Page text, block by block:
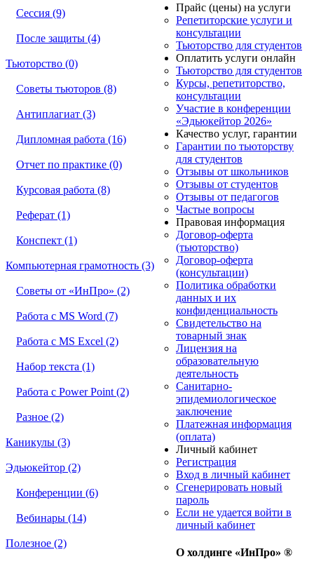
Сессия (9)
После защиты (4)
Тьюторство (0)
Советы тьюторов (8)
Антиплагиат (3)
Дипломная работа (16)
Отчет по практике (0)
Курсовая работа (8)
Реферат (1)
Конспект (1)
Компьютерная грамотность (3)
Советы от «ИнПро» (2)
Работа с MS Word (7)
Работа с MS Excel (2)
Набор текста (1)
Работа с Power Point (2)
Разное (2)
Каникулы (3)
Эдьюкейтор (2)
Конференции (6)
Вебинары (14)
Полезное (2)
Прайс (цены) на услуги
Репетиторские услуги и
консультации
Тьюторство для студентов
Оплатить услуги онлайн
Тьюторство для студентов
Курсы, репетиторство,
консультации
Участие в конференции
«Эдьюкейтор 2026»
Качество услуг, гарантии
Гарантии по тьюторству
для студентов
Отзывы от школьников
Отзывы от студентов
Отзывы от педагогов
Частые вопросы
Правовая информация
Договор-оферта
(тьюторство)
Договор-оферта
(консультации)
Политика обработки
данных и их
конфиденциальность
Свидетельство на
товарный знак
Лицензия на
образовательную
деятельность
Санитарно-
эпидемиологическое
заключение
Платежная информация
(оплата)
Личный кабинет
Регистрация
Вход в личный кабинет
Сгенерировать новый
пароль
Если не удается войти в
личный кабинет
О холдинге «ИнПро» ®